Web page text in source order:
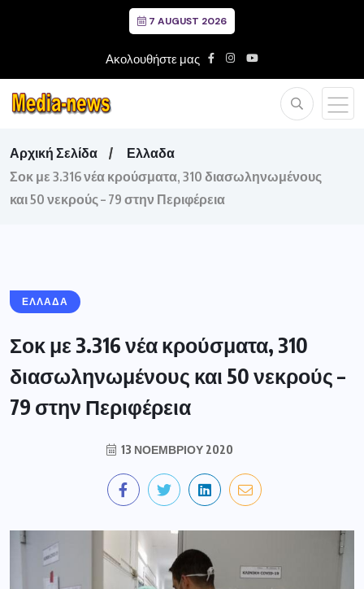
7 AUGUST 2026
Ακολουθήστε μας
Αρχική Σελίδα
Ελλαδα
Σοκ με 3.316 νέα κρούσματα, 310 διασωληνωμένους
και 50 νεκρούς – 79 στην Περιφέρεια
ΕΛΛΑΔΑ
Σοκ με 3.316 νέα κρούσματα, 310
διασωληνωμένους και 50 νεκρούς –
79 στην Περιφέρεια
13 ΝΟΕΜΒΡΊΟΥ 2020